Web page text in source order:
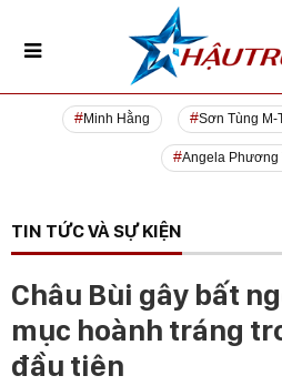
Minh Hằng Sơn Tùng M-
Angela Phương
TIN TỨC VÀ SỰ KIỆN
Châu Bùi gây bất
mục hoành tráng
đầu tiên